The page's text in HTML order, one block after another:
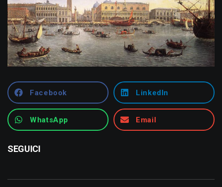
Facebook LinkedIn
WhatsApp Email
SEGUICI